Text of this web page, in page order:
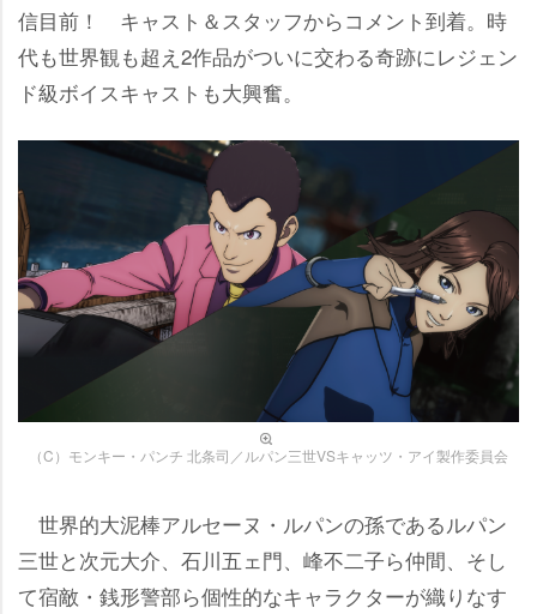
信目前！ キャスト＆スタッフからコメント到着。時
代も世界観も超え2作品がついに交わる奇跡にレジェン
ド級ボイスキャストも大興奮。
（C）モンキー・パンチ 北条司／ルパン三世VSキャッツ・アイ製作委員会
世界的大泥棒アルセーヌ・ルパンの孫であるルパン
三世と次元大介、石川五ェ門、峰不二子ら仲間、そし
て宿敵・銭形警部ら個性的なキャラクターが織りなす